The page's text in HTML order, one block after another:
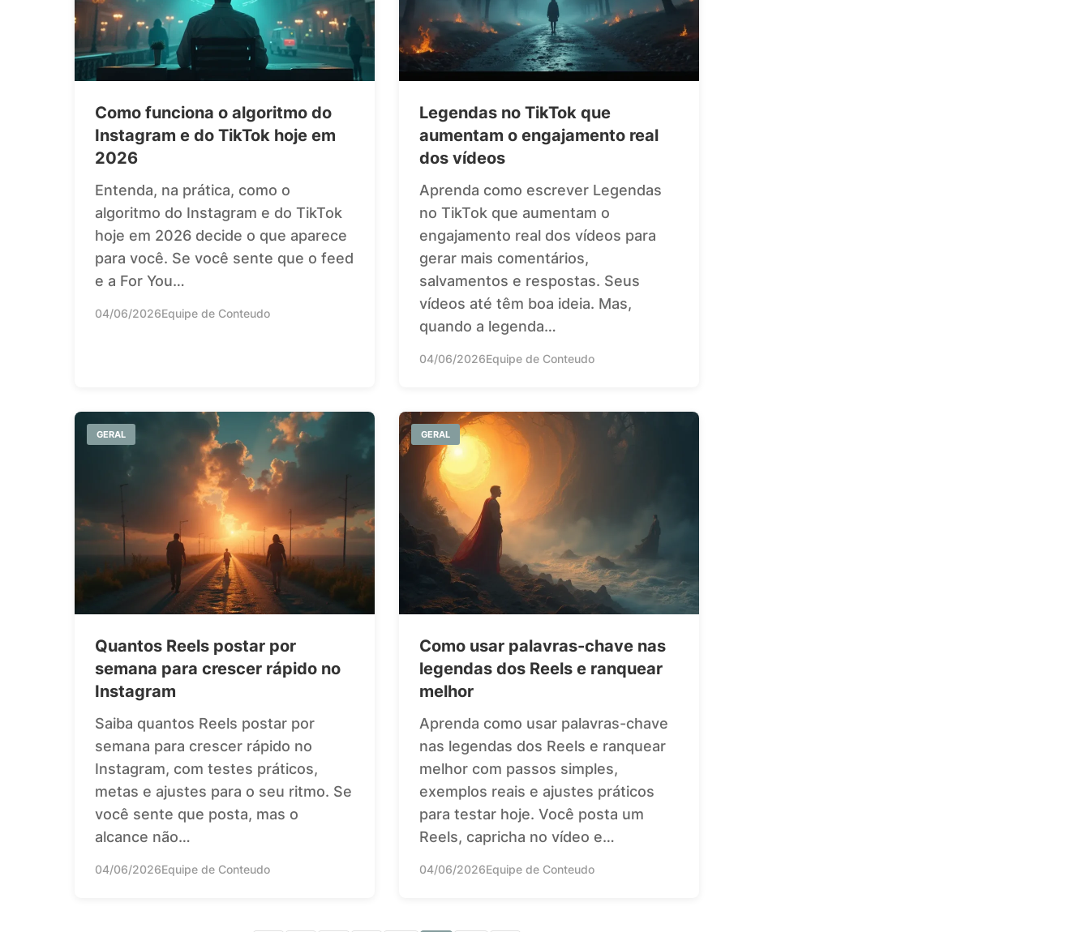
Como funciona o algoritmo do
Instagram e do TikTok hoje em
2026
Entenda, na prática, como o
algoritmo do Instagram e do TikTok
hoje em 2026 decide o que aparece
para você. Se você sente que o feed
e a For You…
04/06/2026Equipe de Conteudo
Legendas no TikTok que
aumentam o engajamento real
dos vídeos
Aprenda como escrever Legendas
no TikTok que aumentam o
engajamento real dos vídeos para
gerar mais comentários,
salvamentos e respostas. Seus
vídeos até têm boa ideia. Mas,
quando a legenda…
04/06/2026Equipe de Conteudo
GERAL
Quantos Reels postar por
semana para crescer rápido no
Instagram
Saiba quantos Reels postar por
semana para crescer rápido no
Instagram, com testes práticos,
metas e ajustes para o seu ritmo. Se
você sente que posta, mas o
alcance não…
04/06/2026Equipe de Conteudo
GERAL
Como usar palavras-chave nas
legendas dos Reels e ranquear
melhor
Aprenda como usar palavras-chave
nas legendas dos Reels e ranquear
melhor com passos simples,
exemplos reais e ajustes práticos
para testar hoje. Você posta um
Reels, capricha no vídeo e…
04/06/2026Equipe de Conteudo